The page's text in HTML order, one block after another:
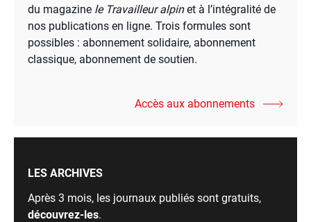
du magazine le Travailleur alpinet à l’intégralité de
nos publications en ligne. Trois formules sont
possibles : abonnement solidaire, abonnement
classique, abonnement de soutien.
Accès aux abonnements
LES ARCHIVES
Après 3 mois, les journaux publiés sont gratuits,
découvrez-les.